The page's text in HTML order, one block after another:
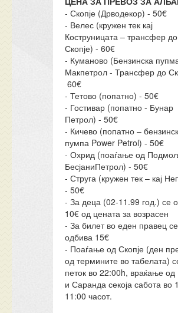
- Скопје (Дрводекор) - 50€
- Велес (кружен тек кај
Коструницата – трансфер до
Скопје) - 60€
- Куманово (Бензинска
Макпетрол - Трансфер до
60€
- Тетово (попатно) - 50€
- Гостивар (попатно - Бунар
Петрол) - 50€
- Кичево (попатно –
пумпа Power Petrol) - 50€
- Охрид (поаѓање од
БесјаниПетрол) - 50€
- Струга (кружен тек – кај
- 50€
- За деца (02-11.99 год.) се
10€ од цената за возрасен
- За билет во еден правец се
одбива 15€
- Поаѓање од Скопје (ден
од термините во табелата)
петок во 22:00h, враќање
и Саранда секоја сабота во
11:00 часот.